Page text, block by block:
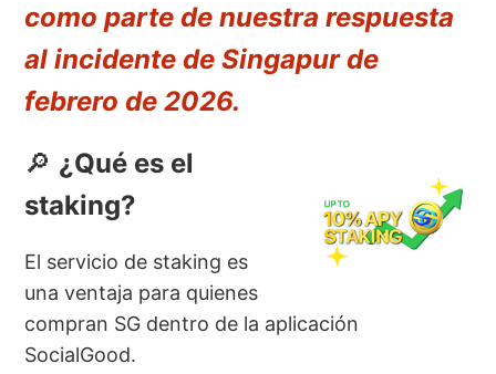
como parte de nuestra respuesta
al incidente de Singapur de
febrero de 2026.
🔎 ¿Qué es el
staking?
El servicio de staking es
una ventaja para quienes
compran SG dentro de la aplicación
SocialGood.